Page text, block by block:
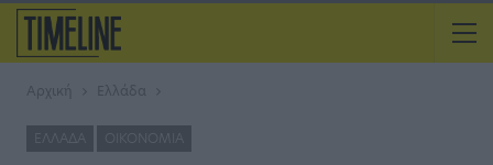
Αρχική Ελλάδα
ΕΛΛΆΔΑ ΟΙΚΟΝΟΜΊΑ